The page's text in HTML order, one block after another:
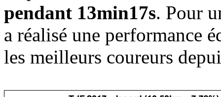
pendant 13min17s. Pour
a réalisé une performance
les meilleurs coureurs